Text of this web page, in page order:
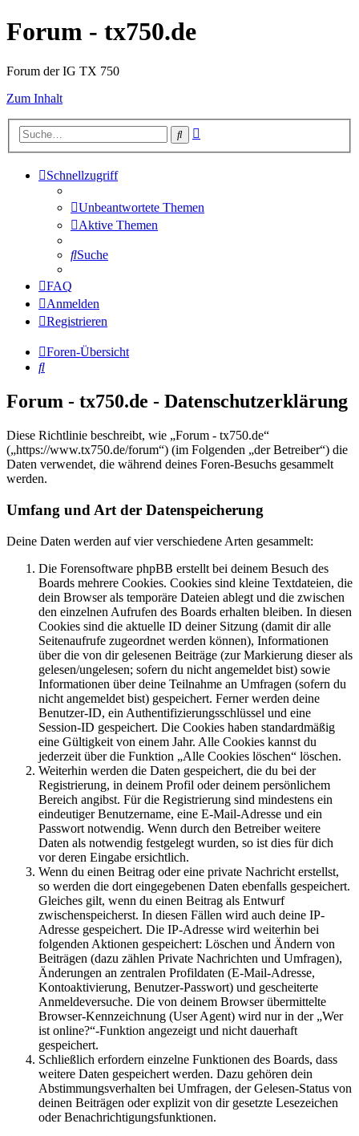
Forum - tx750.de
Forum der IG TX 750
Zum Inhalt
Suche
Schnellzugriff
Unbeantwortete Themen
Aktive Themen
Suche
FAQ
Anmelden
Registrieren
Foren-Übersicht
Suche
Forum - tx750.de - Datenschutzerklärung
Diese Richtlinie beschreibt, wie „Forum - tx750.de“
(„https://www.tx750.de/forum“) (im Folgenden „der Betreiber“) die
Daten verwendet, die während deines Foren-Besuchs gesammelt
werden.
Umfang und Art der Datenspeicherung
Deine Daten werden auf vier verschiedene Arten gesammelt:
Die Forensoftware phpBB erstellt bei deinem Besuch des
Boards mehrere Cookies. Cookies sind kleine Textdateien, die
dein Browser als temporäre Dateien ablegt und die zwischen
den einzelnen Aufrufen des Boards erhalten bleiben. In diesen
Cookies sind die aktuelle ID deiner Sitzung (damit dir alle
Seitenaufrufe zugeordnet werden können), Informationen
über die von dir gelesenen Beiträge (zur Markierung dieser als
gelesen/ungelesen; sofern du nicht angemeldet bist) sowie
Informationen über deine Teilnahme an Umfragen (sofern du
nicht angemeldet bist) gespeichert. Ferner werden deine
Benutzer-ID, ein Authentifizierungsschlüssel und eine
Session-ID gespeichert. Die Cookies haben standardmäßig
eine Gültigkeit von einem Jahr. Alle Cookies kannst du
jederzeit über die Funktion „Alle Cookies löschen“ löschen.
Weiterhin werden die Daten gespeichert, die du bei der
Registrierung, in deinem Profil oder deinem persönlichem
Bereich angibst. Für die Registrierung sind mindestens ein
eindeutiger Benutzername, eine E-Mail-Adresse und ein
Passwort notwendig. Wenn durch den Betreiber weitere
Daten als notwendig festgelegt wurden, so ist dies für dich
vor deren Eingabe ersichtlich.
Wenn du einen Beitrag oder eine private Nachricht erstellst,
so werden die dort eingegebenen Daten ebenfalls gespeichert.
Gleiches gilt, wenn du einen Beitrag als Entwurf
zwischenspeicherst. In diesen Fällen wird auch deine IP-
Adresse gespeichert. Die IP-Adresse wird weiterhin bei
folgenden Aktionen gespeichert: Löschen und Ändern von
Beiträgen (dazu zählen Private Nachrichten und Umfragen),
Änderungen an zentralen Profildaten (E-Mail-Adresse,
Kontoaktivierung, Benutzer-Passwort) und gescheiterte
Anmeldeversuche. Die von deinem Browser übermittelte
Browser-Kennzeichnung (User Agent) wird nur in der „Wer
ist online?“-Funktion angezeigt und nicht dauerhaft
gespeichert.
Schließlich erfordern einzelne Funktionen des Boards, dass
weitere Daten gespeichert werden. Dazu gehören dein
Abstimmungsverhalten bei Umfragen, der Gelesen-Status von
deinen Beiträgen oder explizit von dir gesetzte Lesezeichen
oder Benachrichtigungsfunktionen.